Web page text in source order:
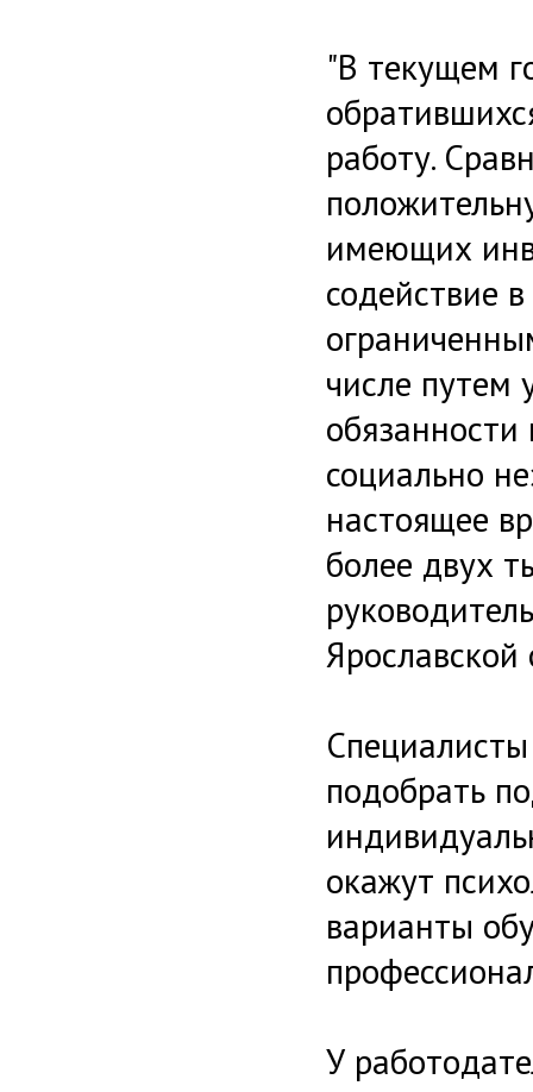
"В текущем
работу.
имеющих
содействие
числе путем
социально
настоящее
более двух
подобрать
окажут
варианты
У